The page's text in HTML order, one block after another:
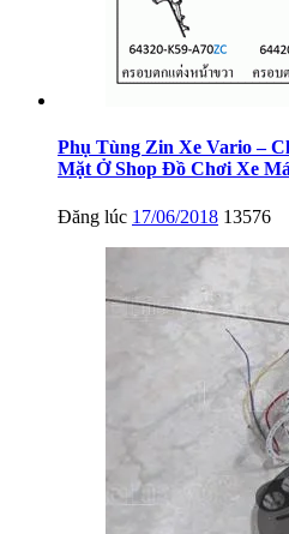
Phụ Tùng Zin Xe Vario –
Mặt Ở Shop Đồ Chơi Xe
Đăng lúc 17/06/2018 13576